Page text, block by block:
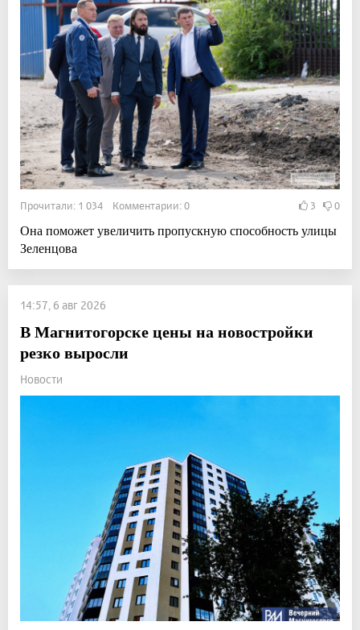
Прочитали: 1 034 Комментарии: 0 3 0
Она поможет увеличить пропускную способность улицы
Зеленцова
14:57, 6 авг 2026
В Магнитогорске цены на новостройки
резко выросли
Новости